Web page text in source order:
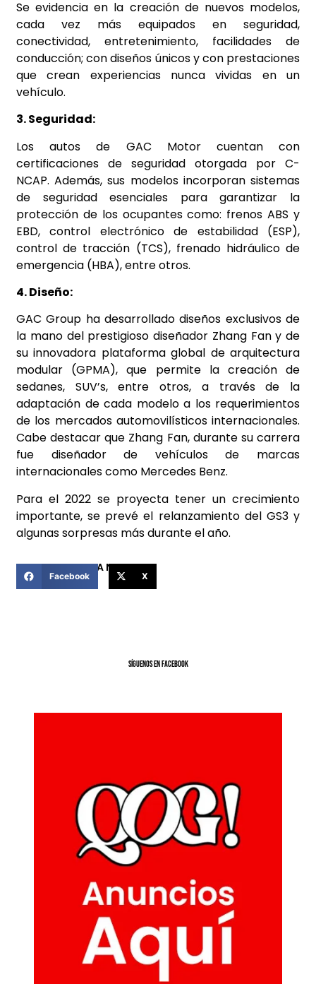
Se evidencia en la creación de nuevos modelos,
cada vez más equipados en seguridad,
conectividad, entretenimiento, facilidades de
conducción; con diseños únicos y con prestaciones
que crean experiencias nunca vividas en un
vehículo.
3. Seguridad:
Los autos de GAC Motor cuentan con
certificaciones de seguridad otorgada por C-
NCAP. Además, sus modelos incorporan sistemas
de seguridad esenciales para garantizar la
protección de los ocupantes como: frenos ABS y
EBD, control electrónico de estabilidad (ESP),
control de tracción (TCS), frenado hidráulico de
emergencia (HBA), entre otros.
4. Diseño:
GAC Group ha desarrollado diseños exclusivos de
la mano del prestigioso diseñador Zhang Fan y de
su innovadora plataforma global de arquitectura
modular (GPMA), que permite la creación de
sedanes, SUV’s, entre otros, a través de la
adaptación de cada modelo a los requerimientos
de los mercados automovilísticos internacionales.
Cabe destacar que Zhang Fan, durante su carrera
fue diseñador de vehículos de marcas
internacionales como Mercedes Benz.
Para el 2022 se proyecta tener un crecimiento
importante, se prevé el relanzamiento del GS3 y
algunas sorpresas más durante el año.
COMPARTIR ESTA NOTICIA
Facebook X
SíGUENOS EN FACEBOOK